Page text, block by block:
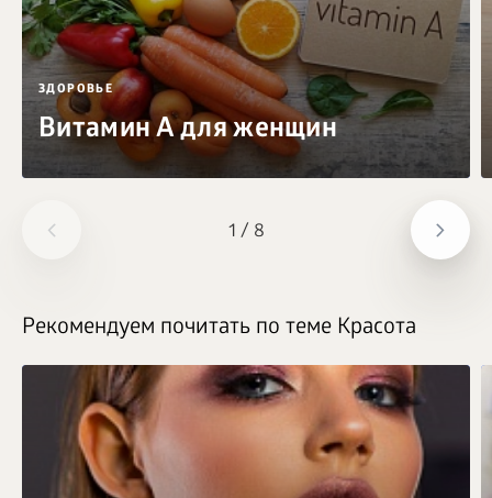
1 / 8
ЗДОРОВЬЕ
Витамин A для женщин
Рекомендуем почитать по теме Красота